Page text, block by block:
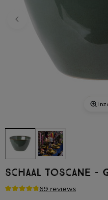
Schaal Toscane -
69 reviews